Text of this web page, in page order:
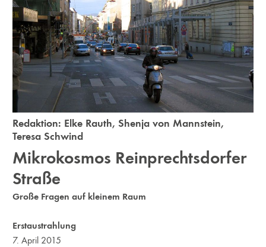
Redaktion: Elke Rauth, Shenja von Mannstein,
Teresa Schwind
Mikrokosmos Reinprechtsdorfer
Straße
Große Fragen auf kleinem Raum
Erstaustrahlung
7. April 2015